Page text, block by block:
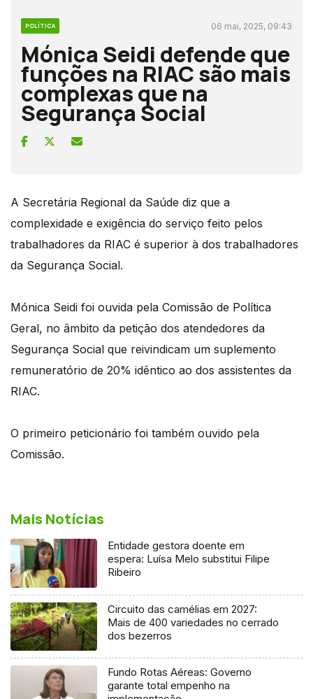
POLÍTICA 06 mai, 2025, 09:43
Mónica Seidi defende que
funções na RIAC são mais
complexas que na
Segurança Social
A Secretária Regional da Saúde diz que a
complexidade e exigência do serviço feito pelos
trabalhadores da RIAC é superior à dos trabalhadores
da Segurança Social.
Mónica Seidi foi ouvida pela Comissão de Política
Geral, no âmbito da petição dos atendedores da
Segurança Social que reivindicam um suplemento
remuneratório de 20% idêntico ao dos assistentes da
RIAC.
O primeiro peticionário foi também ouvido pela
Comissão.
Mais Notícias
Entidade gestora doente em
espera: Luísa Melo substitui Filipe
Ribeiro
Circuito das camélias em 2027:
Mais de 400 variedades no cerrado
dos bezerros
Fundo Rotas Aéreas: Governo
garante total empenho na